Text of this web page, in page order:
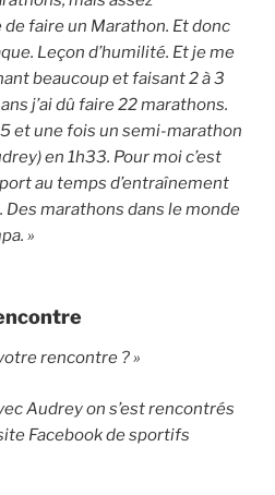
de faire un Marathon. Et donc
Leçon d’humilité. Et je me
beaucoup et faisant 2 à 3
j’ai dû faire 22 marathons.
et une fois un semi-marathon
en 1h33. Pour moi c’est
au temps d’entraînement
Des marathons dans le monde
»
rencontre ? »
Audrey on s’est rencontrés
Facebook de sportifs